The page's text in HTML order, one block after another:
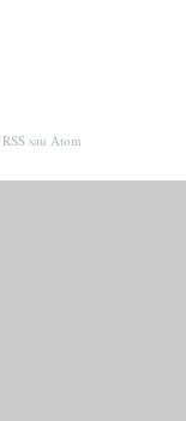
RSS sau Atom